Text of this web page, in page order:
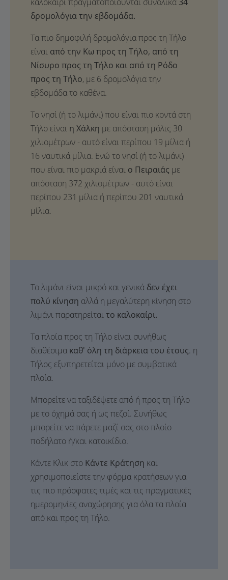
δρομολόγια την εβδομάδα.
Τα πιο δημοφιλή δρομολόγια προς τη Τήλο
είναι από την Κω προς τη Τήλο, από τη
Νίσυρο προς τη Τήλο και από τη Ρόδο
προς τη Τήλο, με 6 δρομολόγια την
εβδομάδα το καθένα.
Το νησί (ή το λιμάνι) που είναι πιο κοντά στη
Τήλο είναι η Χάλκη με απόσταση μόλις 30
χιλιομέτρων - αυτό είναι περίπου 19 μίλια ή
16 ναυτικά μίλια. Ενώ το νησί (ή το λιμάνι)
που είναι πιο μακριά είναι ο Πειραιάς με
απόσταση 372 χιλιομέτρων - αυτό είναι
περίπου 231 μίλια ή περίπου 201 ναυτικά
μίλια.
Το λιμάνι είναι μικρό και γενικά δεν έχει
πολύ κίνηση αλλά η μεγαλύτερη κίνηση στο
λιμάνι παρατηρείταιτο καλοκαίρι.
Τα πλοία προς τη Τήλο είναι συνήθως
διαθέσιμα καθ' όλη τη διάρκεια του έτους. η
Τήλος εξυπηρετείται μόνο με συμβατικά
πλοία.
Μπορείτε να ταξιδέψετε από ή προς τη Τήλο
με το όχημά σας ή ως πεζοί. Συνήθως
μπορείτε να πάρετε μαζί σας στο πλοίο
ποδήλατο ή/και κατοικίδιο.
Κάντε Κλικ στο Κάντε Κράτηση και
χρησιμοποιείστε την φόρμα κρατήσεων για
τις πιο πρόσφατες τιμές και τις πραγματικές
ημερομηνίες αναχώρησης για όλα τα πλοία
από και προς τη Τήλο.